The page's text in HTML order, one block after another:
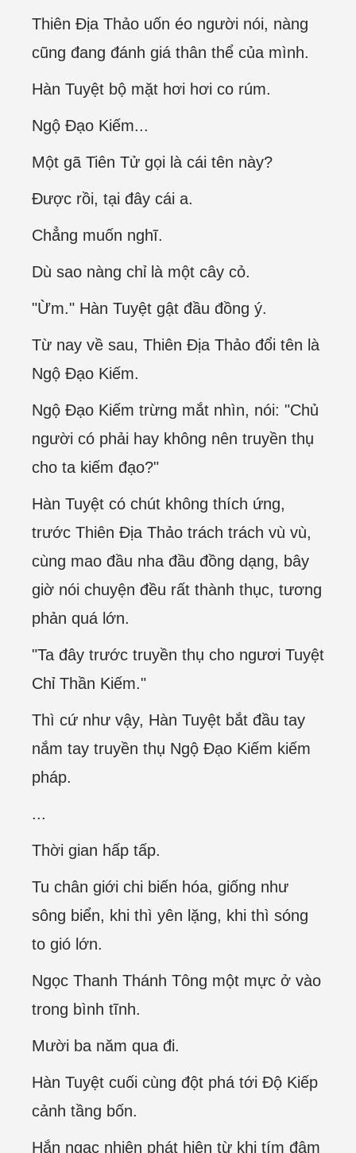
Thiên Địa Thảo uốn éo người nói, nàng
cũng đang đánh giá thân thể của mình.
Hàn Tuyệt bộ mặt hơi hơi co rúm.
Ngộ Đạo Kiếm...
Một gã Tiên Tử gọi là cái tên này?
Được rồi, tại đây cái a.
Chẳng muốn nghĩ.
Dù sao nàng chỉ là một cây cỏ.
"Ừm." Hàn Tuyệt gật đầu đồng ý.
Từ nay về sau, Thiên Địa Thảo đổi tên là
Ngộ Đạo Kiếm.
Ngộ Đạo Kiếm trừng mắt nhìn, nói: "Chủ
người có phải hay không nên truyền thụ
cho ta kiếm đạo?"
Hàn Tuyệt có chút không thích ứng,
trước Thiên Địa Thảo trách trách vù vù,
cùng mao đầu nha đầu đồng dạng, bây
giờ nói chuyện đều rất thành thục, tương
phản quá lớn.
"Ta đây trước truyền thụ cho ngươi Tuyệt
Chỉ Thần Kiếm."
Thì cứ như vậy, Hàn Tuyệt bắt đầu tay
nắm tay truyền thụ Ngộ Đạo Kiếm kiếm
pháp.
...
Thời gian hấp tấp.
Tu chân giới chi biến hóa, giống như
sông biển, khi thì yên lặng, khi thì sóng
to gió lớn.
Ngọc Thanh Thánh Tông một mực ở vào
trong bình tĩnh.
Mười ba năm qua đi.
Hàn Tuyệt cuối cùng đột phá tới Độ Kiếp
cảnh tầng bốn.
Hắn ngạc nhiên phát hiện từ khi tím đậm